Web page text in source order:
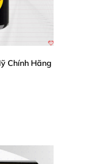
Chính Hãng